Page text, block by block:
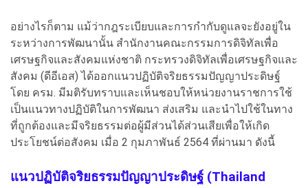
อย่างไรก็ตาม แม้ว่ากฎระเบียบและการกำกับดูแลจะยังอยู่ใน
ระหว่างการพัฒนานั้น สำนักงานคณะกรรมการดิจิทัลเพื่อ
เศรษฐกิจและสังคมแห่งชาติ กระทรวงดิจิทัลเพื่อเศรษฐกิจและ
สังคม (ดีอีเอส) ได้ออกแนวปฏิบัติจริยธรรมปัญญาประดิษฐ์
โดย ครม. มีมติรับทราบและเห็นชอบให้หน่วยงานราชการใช้
เป็นแนวทางปฏิบัติในการพัฒนา ส่งเสริม และนำไปใช้ในทาง
ที่ถูกต้องและมีจริยธรรมต่อผู้มีส่วนได้ส่วนเสียเพื่อให้เกิด
ประโยชน์ต่อสังคม เมื่อ 2 กุมภาพันธ์ 2564 ที่ผ่านมา ดังนี้
แนวปฏิบัติจริยธรรมปัญญาประดิษฐ์ (Thailand